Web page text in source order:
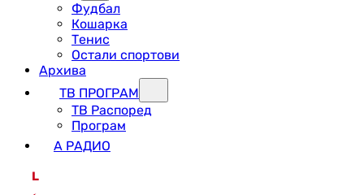
Фудбал
Кошарка
Тенис
Остали спортови
Архива
ТВ ПРОГРАМ
ТВ Распоред
Програм
А РАДИО
L